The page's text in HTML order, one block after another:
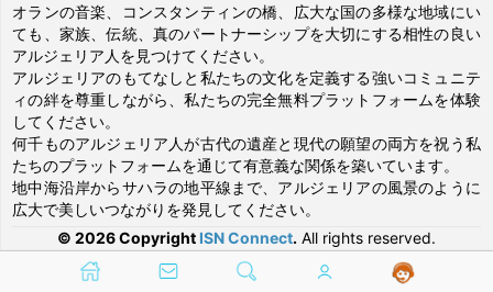
オランの音楽、コンスタンティンの橋、広大な国の多様な地域にい
ても、家族、伝統、真のパートナーシップを大切にする相性の良い
アルジェリア人を見つけてください。
アルジェリアのもてなしと私たちの文化を定義する強いコミュニテ
ィの絆を尊重しながら、私たちの完全無料プラットフォームを体験
してください。
何千ものアルジェリア人が古代の遺産と現代の願望の両方を祝う私
たちのプラットフォームを通じて有意義な関係を築いています。
地中海沿岸からサハラの地平線まで、アルジェリアの風景のように
広大で美しいつながりを発見してください。
© 2026 Copyright ISN Connect. All rights reserved.